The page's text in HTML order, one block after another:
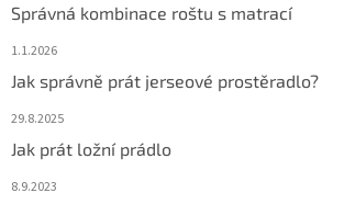
Správná kombinace roštu s matrací
1.1.2026
Jak správně prát jerseové prostěradlo?
29.8.2025
Jak prát ložní prádlo
8.9.2023